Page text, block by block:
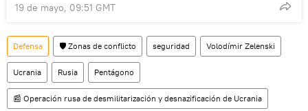
19 de mayo, 09:51 GMT
Defensa 🛡️ Zonas de conflicto seguridad Volodímir Zelenski
Ucrania Rusia Pentágono
📰 Operación rusa de desmilitarización y desnazificación de Ucrania